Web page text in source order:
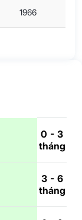
1966
0 - 3
tháng
3 - 6
tháng